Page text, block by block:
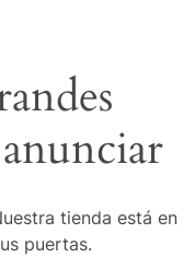
tienda está en
puertas.